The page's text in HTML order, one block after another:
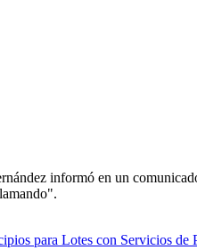
informó en un